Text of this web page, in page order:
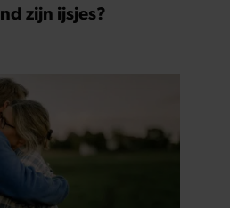
zijn ijsjes?